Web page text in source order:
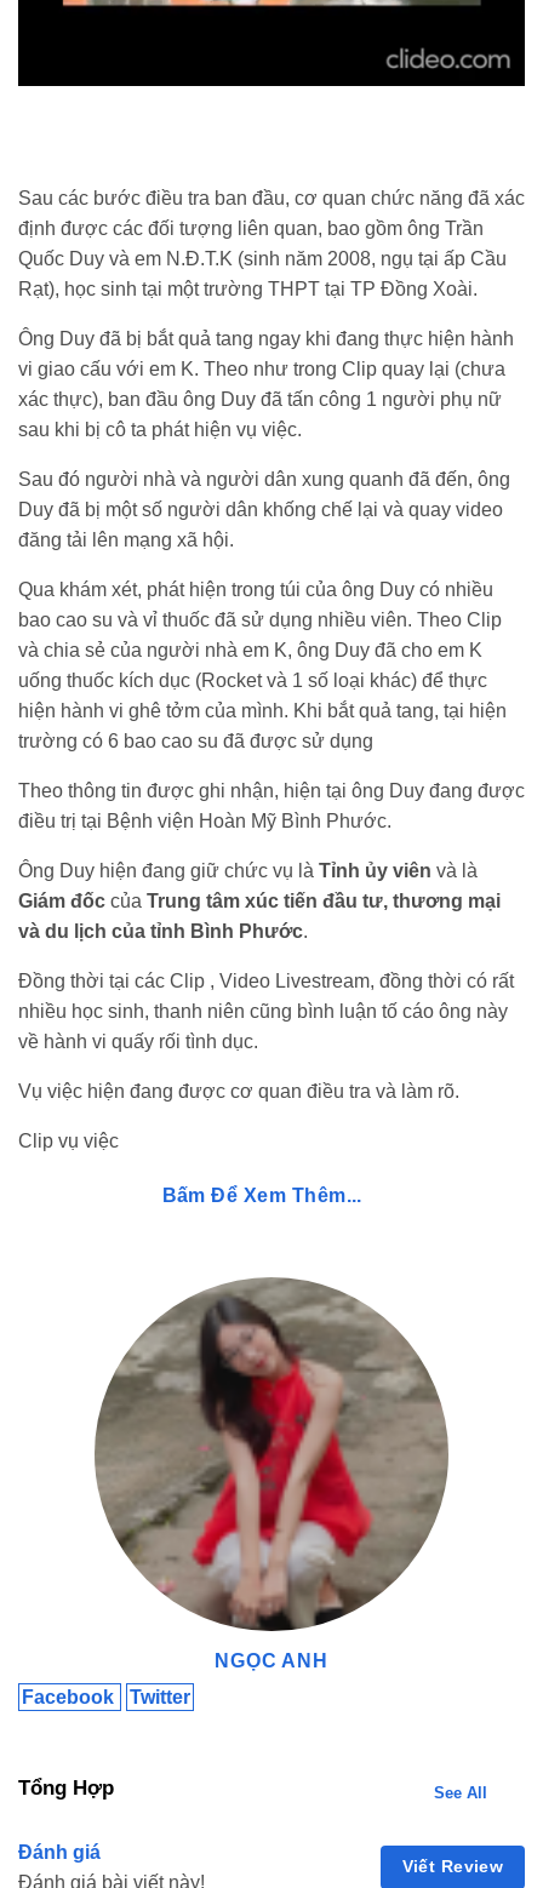
Sau các bước điều tra ban đầu, cơ quan chức năng đã xác
định được các đối tượng liên quan, bao gồm ông Trần
Quốc Duy và em N.Đ.T.K (sinh năm 2008, ngụ tại ấp Cầu
Rạt), học sinh tại một trường THPT tại TP Đồng Xoài.
Ông Duy đã bị bắt quả tang ngay khi đang thực hiện hành
vi giao cấu với em K. Theo như trong Clip quay lại (chưa
xác thực), ban đầu ông Duy đã tấn công 1 người phụ nữ
sau khi bị cô ta phát hiện vụ việc.
Sau đó người nhà và người dân xung quanh đã đến, ông
Duy đã bị một số người dân khống chế lại và quay video
đăng tải lên mạng xã hội.
Qua khám xét, phát hiện trong túi của ông Duy có nhiều
bao cao su và vỉ thuốc đã sử dụng nhiều viên. Theo Clip
và chia sẻ của người nhà em K, ông Duy đã cho em K
uống thuốc kích dục (Rocket và 1 số loại khác) để thực
hiện hành vi ghê tởm của mình. Khi bắt quả tang, tại hiện
trường có 6 bao cao su đã được sử dụng
Theo thông tin được ghi nhận, hiện tại ông Duy đang được
điều trị tại Bệnh viện Hoàn Mỹ Bình Phước.
Ông Duy hiện đang giữ chức vụ là Tỉnh ủy viên và là
Giám đốc của Trung tâm xúc tiến đầu tư, thương mại
và du lịch của tỉnh Bình Phước.
Đồng thời tại các Clip , Video Livestream, đồng thời có rất
nhiều học sinh, thanh niên cũng bình luận tố cáo ông này
về hành vi quấy rối tình dục.
Vụ việc hiện đang được cơ quan điều tra và làm rõ.
Clip vụ việc
Bấm Để Xem Thêm...
NGỌC ANH
Facebook
Twitter
Tổng Hợp See All
Đánh giá
Đánh giá bài viết này!
Viết Review